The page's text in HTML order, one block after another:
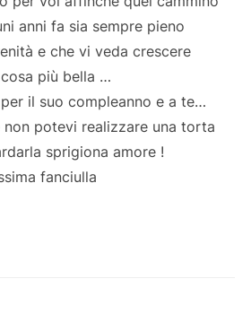
anni fa sia sempre pieno
e che vi veda crescere
più bella …
il suo compleanno e a te…
potevi realizzare una torta
sprigiona amore !
fanciulla